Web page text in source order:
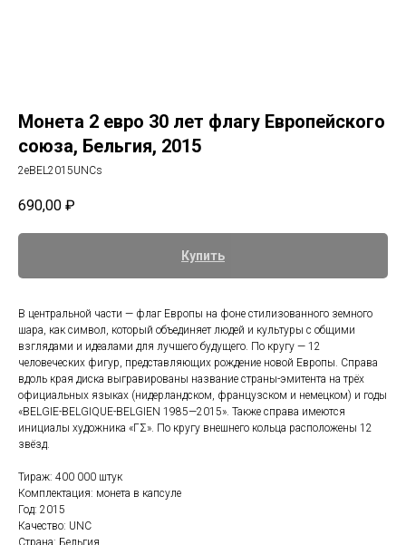
Монета 2 евро 30 лет флагу Европейского
союза, Бельгия, 2015
2eBEL2015UNCs
690,00 ₽
Купить
В центральной части — флаг Европы на фоне стилизованного земного
шара, как символ, который объединяет людей и культуры с общими
взглядами и идеалами для лучшего будущего. По кругу — 12
человеческих фигур, представляющих рождение новой Европы. Справа
вдоль края диска выгравированы название страны-эмитента на трёх
официальных языках (нидерландском, французском и немецком) и годы
«BELGIE-BELGIQUE-BELGIEN 1985—2015». Также справа имеются
инициалы художника «ΓΣ». По кругу внешнего кольца расположены 12
звёзд.
Тираж: 400 000 штук
Комплектация: монета в капсуле
Год: 2015
Качество: UNC